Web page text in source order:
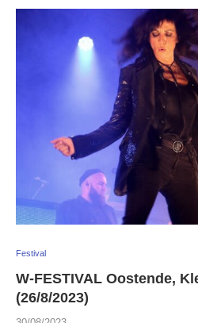
Festival
W-FESTIVAL Oostende,
(26/8/2023)